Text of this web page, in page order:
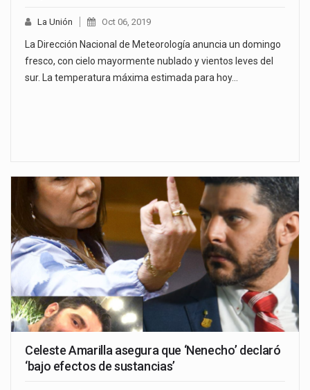
La Unión Oct 06, 2019
La Dirección Nacional de Meteorología anuncia un domingo
fresco, con cielo mayormente nublado y vientos leves del
sur. La temperatura máxima estimada para hoy…
Celeste Amarilla asegura que ‘Nenecho’ declaró
‘bajo efectos de sustancias’